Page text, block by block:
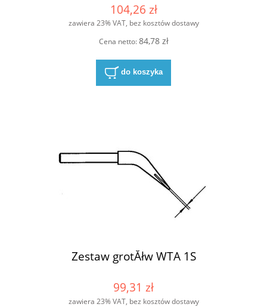
104,26 zł
zawiera 23% VAT, bez kosztów dostawy
Cena netto:84,78 zł
do koszyka
Zestaw grotĂłw WTA 1S
99,31 zł
zawiera 23% VAT, bez kosztów dostawy